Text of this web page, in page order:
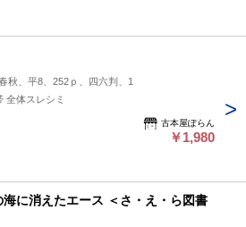
秋、平8、252ｐ、四六判、1
全体スレシミ
古本屋ぽらん
￥1,980
に消えたエース ＜さ・え・ら図書